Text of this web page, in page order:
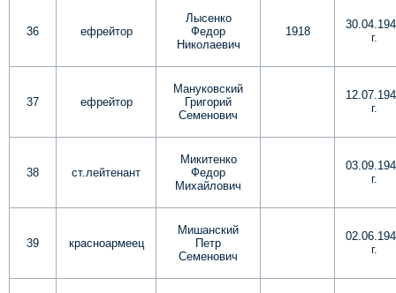
36 ефрейтор
Лысенко
Федор
Николаевич
1918
г.
37 ефрейтор
Мануковский
Григорий
Семенович
г.
38 ст.лейтенант
Микитенко
Федор
Михайлович
г.
39 красноармеец
Мишанский
Петр
Семенович
г.